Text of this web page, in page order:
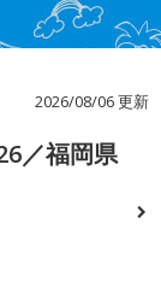
2026/08/06 更新
／福岡県